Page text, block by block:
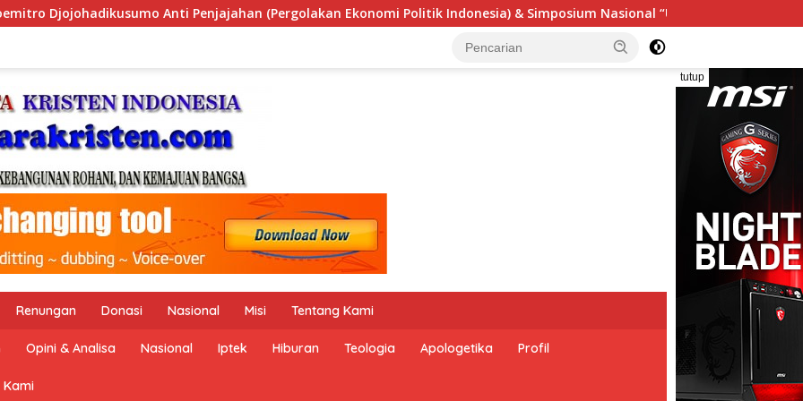
Ekonomi Politik Indonesia) & Simposium Nasional “Urgensi Undang-Undang Perekonomian Nasional dan
tutup
Renungan Donasi Nasional Misi Tentang Kami
Opini & Analisa Nasional Iptek Hiburan Teologia Apologetika Profil
Kami